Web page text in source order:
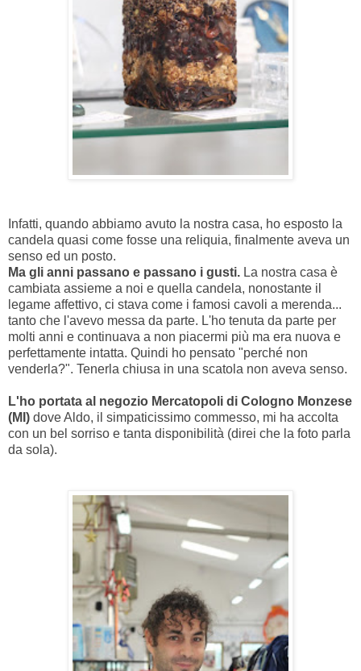
Infatti, quando abbiamo avuto la nostra casa, ho esposto la
candela quasi come fosse una reliquia, finalmente aveva un
senso ed un posto.
Ma gli anni passano e passano i gusti. La nostra casa è
cambiata assieme a noi e quella candela, nonostante il
legame affettivo, ci stava come i famosi cavoli a merenda...
tanto che l'avevo messa da parte. L'ho tenuta da parte per
molti anni e continuava a non piacermi più ma era nuova e
perfettamente intatta. Quindi ho pensato "perché non
venderla?". Tenerla chiusa in una scatola non aveva senso.
L'ho portata al negozio Mercatopoli di Cologno Monzese
(MI) dove Aldo, il simpaticissimo commesso, mi ha accolta
con un bel sorriso e tanta disponibilità (direi che la foto parla
da sola).